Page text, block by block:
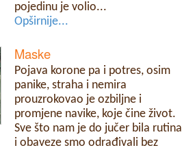
pojedinu je volio...
Opširnije...
Maske
Pojava korone pa i potres, osim
panike, straha i nemira
prouzrokovao je ozbiljne i
promjene navike, koje čine život.
Sve što nam je do jučer bila rutina
i obaveze smo odrađivali bez